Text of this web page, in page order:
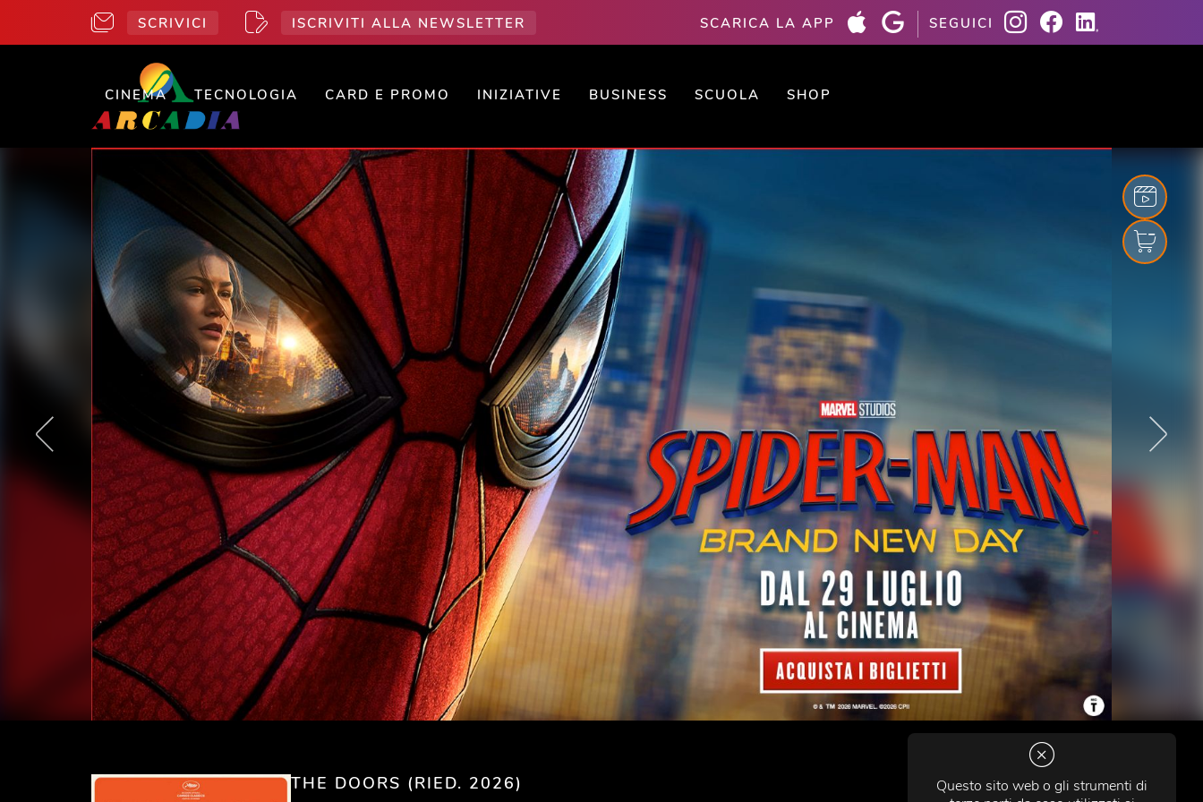
Questo sito web o gli strumenti di
SCRIVICI ISCRIVITI ALLA NEWSLETTER SCARICA LA APP SEGUICI
CINEMA TECNOLOGIA CARD E PROMO INIZIATIVE BUSINESS SCUOLA SHOP
THE DOORS (RIED. 2026)